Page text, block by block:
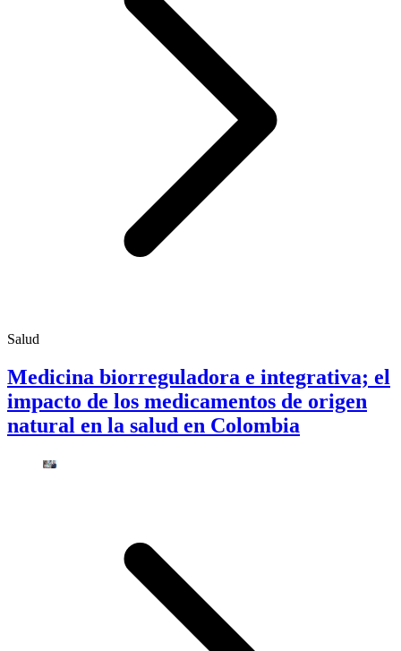
Salud
Medicina biorreguladora e integrativa; el
impacto de los medicamentos de origen
natural en la salud en Colombia